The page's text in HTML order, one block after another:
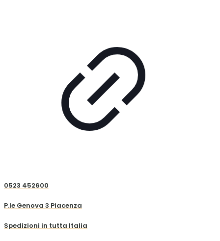
0523 452600
P.le Genova 3 Piacenza
Spedizioni in tutta Italia